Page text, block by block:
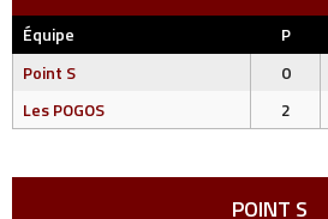
Équipe P
Point S
0
Les POGOS
2
POINT S